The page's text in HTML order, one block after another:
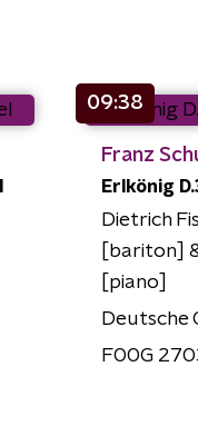
09:38
Franz
Erlkönig
Dietrich
[bariton]
[piano]
Deutsche
F00G